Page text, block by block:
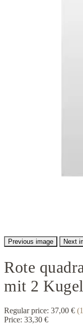
Previous image Next
Rote
mit 2
Regular price: 37,00 €
Price: 33,30 €